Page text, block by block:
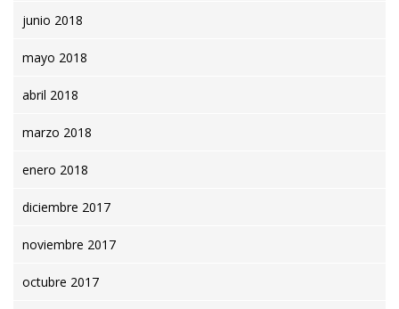
junio 2018
mayo 2018
abril 2018
marzo 2018
enero 2018
diciembre 2017
noviembre 2017
octubre 2017